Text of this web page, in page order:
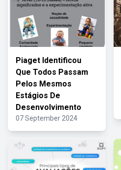
Piaget Identificou
Que Todos Passam
Pelos Mesmos
Estágios De
Desenvolvimento
07 September 2024